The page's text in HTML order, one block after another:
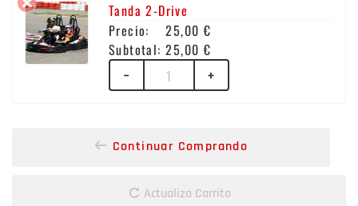
Tanda 2-Drive
25,00€
− +
25,00€
Continuar Comprando
Actualiza Carrito